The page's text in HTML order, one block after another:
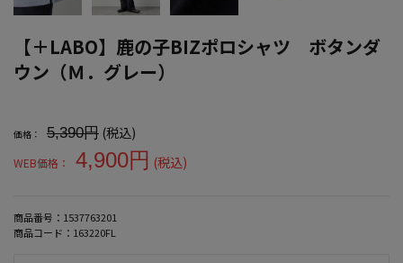
【＋LABO】鹿の子BIZポロシャツ ボタンダ
ウン（Ｍ．グレー）
価格： 5,390円 (税込)
WEB価格： 4,900円 (税込)
商品番号： 1537763201
商品コード： 163220FL